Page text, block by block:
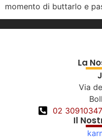
momento di buttarlo e
La
Via
02 30910347
Il